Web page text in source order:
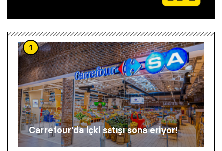
1
Carrefour’da içki satışı sona eriyor!